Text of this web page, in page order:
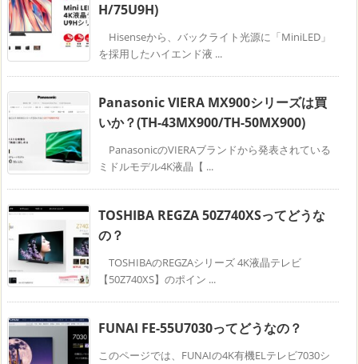
H/75U9H)
Hisenseから、バックライト光源に「MiniLED」
を採用したハイエンド液 ...
Panasonic VIERA MX900シリーズは買
いか？(TH-43MX900/TH-50MX900)
PanasonicのVIERAブランドから発表されている
ミドルモデル4K液晶【 ...
TOSHIBA REGZA 50Z740XSってどうな
の？
TOSHIBAのREGZAシリーズ 4K液晶テレビ
【50Z740XS】のポイン ...
FUNAI FE-55U7030ってどうなの？
このページでは、FUNAIの4K有機ELテレビ7030シ